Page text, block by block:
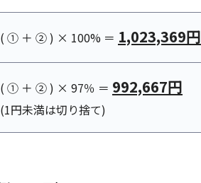
( ① ＋ ② ) × 100% ＝ 1,023,369円
( ① ＋ ② ) × 97％ ＝ 992,667円
(1円未満は切り捨て)